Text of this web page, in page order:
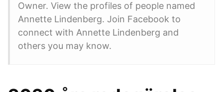
Owner. View the profiles of people named
Annette Lindenberg. Join Facebook to
connect with Annette Lindenberg and
others you may know.